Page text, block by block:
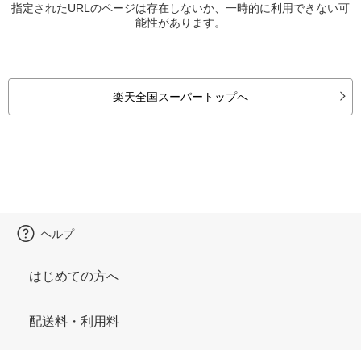
指定されたURLのページは存在しないか、一時的に利用できない可
能性があります。
楽天全国スーパートップへ
ヘルプ
はじめての方へ
配送料・利用料